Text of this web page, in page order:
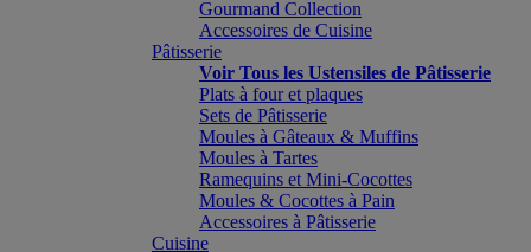
Gourmand Collection
Accessoires de Cuisine
Pâtisserie
Voir Tous les Ustensiles de Pâtisserie
Plats à four et plaques
Sets de Pâtisserie
Moules à Gâteaux & Muffins
Moules à Tartes
Ramequins et Mini-Cocottes
Moules & Cocottes à Pain
Accessoires à Pâtisserie
Cuisine